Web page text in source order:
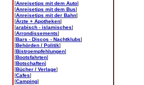
[Anreisetips mit dem Auto]
[Anreisetips mit dem Bus]
[Anreisetips mit der Bahn]
[Ärzte + Apotheken]
[arabisch - islamisches]
[Arrondissements]
[Bars - Discos - Nachtklubs]
[Behörden / Politik]
[Bistroempfehlungen]
[Bootsfahrten]
[Botschaften]
[Bücher / Verlage]
[Cafes]
[Camping]